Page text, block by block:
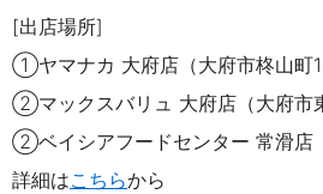
[出店場所]
①ヤマナカ 大府店（大府市柊山町
②マックスバリュ 大府店（大府市
②ベイシアフードセンター 常滑店
詳細はこちらから